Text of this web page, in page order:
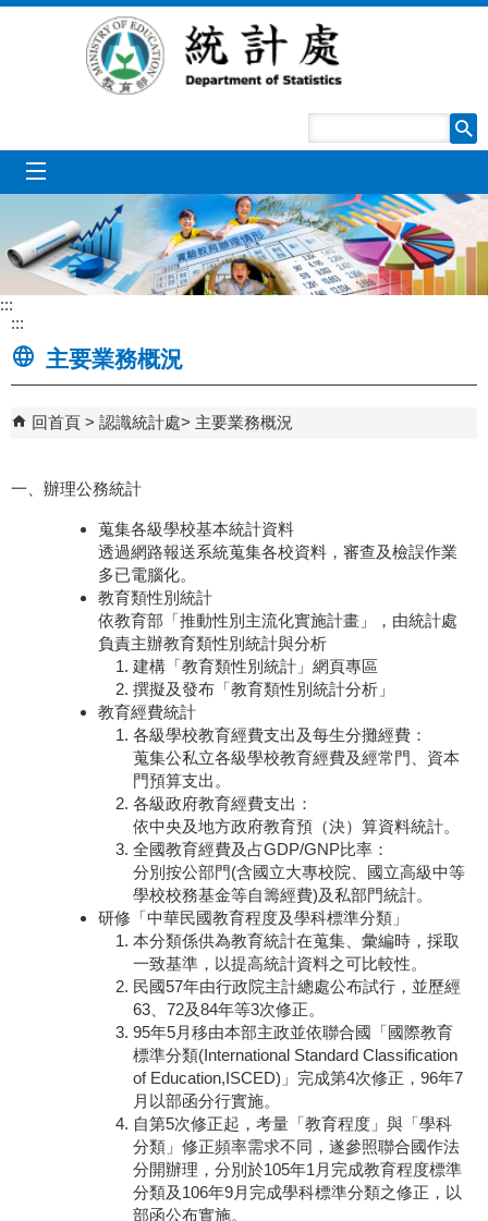
跳到主要內容區塊
:::
:::
主要業務概況
回首頁 認識統計處 主要業務概況
一、辦理公務統計
蒐集各級學校基本統計資料
透過網路報送系統蒐集各校資料，審查及檢誤作業
多已電腦化。
教育類性別統計
依教育部「推動性別主流化實施計畫」，由統計處
負責主辦教育類性別統計與分析
建構 「教育類性別統計」網頁專區
撰擬及發布「教育類性別統計分析」
教育經費統計
各級學校教育經費支出及每生分攤經費：
蒐集公私立各級學校教育經費及經常門、資本
門預算支出。
各級政府教育經費支出：
依中央及地方政府教育預（決）算資料統計。
全國教育經費及占GDP/GNP比率：
分別按公部門(含國立大專校院、國立高級中等
學校校務基金等自籌經費)及私部門統計。
研修「中華民國教育程度及學科標準分類」
本分類係供為教育統計在蒐集、彙編時，採取
一致基準，以提高統計資料之可比較性。
民國57年由行政院主計總處公布試行，並歷經
63、72及84年等3次修正。
95年5月移由本部主政並依聯合國「國際教育
標準分類(International Standard Classification
of Education,ISCED)」完成第4次修正，96年7
月以部函分行實施。
自第5次修正起，考量「教育程度」與「學科
分類」修正頻率需求不同，遂參照聯合國作法
分開辦理，分別於105年1月完成教育程度標準
分類及106年9月完成學科標準分類之修正，以
部函公布實施。